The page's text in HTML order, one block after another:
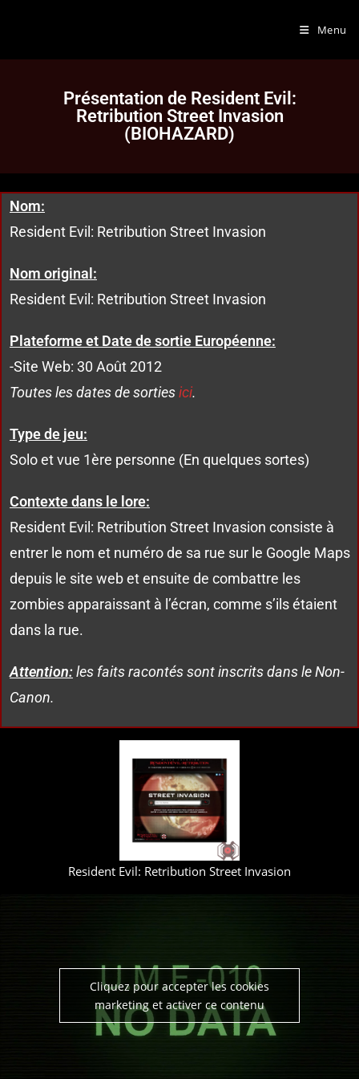
Menu
Présentation de Resident Evil:
Retribution Street Invasion
(BIOHAZARD)
Nom:
Resident Evil: Retribution Street Invasion
Nom original:
Resident Evil: Retribution Street Invasion
Plateforme et Date de sortie Européenne:
-Site Web: 30 Août 2012
Toutes les dates de sortiesici.
Type de jeu:
Solo et vue 1ère personne (En quelques sortes)
Contexte dans le lore:
Resident Evil: Retribution Street Invasion consiste à
entrer le nom et numéro de sa rue sur le Google Maps
depuis le site web et ensuite de combattre les
zombies apparaissant à l’écran, comme s’ils étaient
dans la rue.
Attention:les faits racontés sont inscrits dans le Non-
Canon.
Resident Evil: Retribution Street Invasion
Cliquez pour accepter les cookies
marketing et activer ce contenu